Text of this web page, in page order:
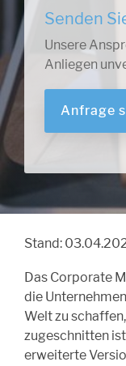
Senden
Unsere
Anliegen
Anfrage
Stand:
Das Corporate
die
Welt zu
zugeschnitten
erweiterte